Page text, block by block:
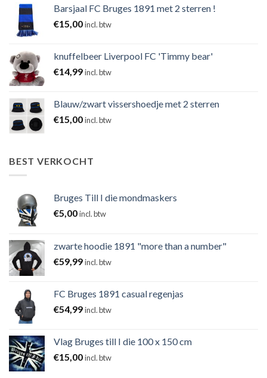
Barsjaal FC Bruges 1891 met 2 sterren !
€15,00incl. btw
knuffelbeer Liverpool FC 'Timmy bear'
€14,99incl. btw
Blauw/zwart vissershoedje met 2 sterren
€15,00incl. btw
BEST VERKOCHT
Bruges Till I die mondmaskers
€5,00incl. btw
zwarte hoodie 1891 "more than a number"
€59,99incl. btw
FC Bruges 1891 casual regenjas
€54,99incl. btw
Vlag Bruges till I die 100 x 150 cm
€15,00incl. btw